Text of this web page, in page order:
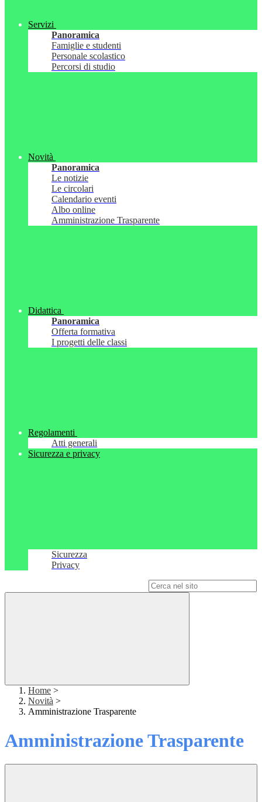
Servizi
Panoramica
Famiglie e studenti
Personale scolastico
Percorsi di studio
Novità
Panoramica
Le notizie
Le circolari
Calendario eventi
Albo online
Amministrazione Trasparente
Didattica
Panoramica
Offerta formativa
I progetti delle classi
Regolamenti
Atti generali
Sicurezza e privacy
Sicurezza
Privacy
Home >
Novità >
Amministrazione Trasparente
Amministrazione Trasparente